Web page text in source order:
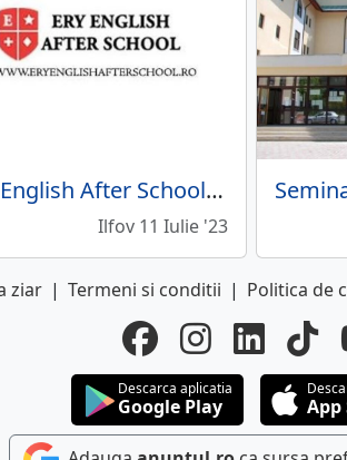
Ery English After School - Centru educational
Ilfov 11 Iulie '23
ziar | Termeni si conditii | Politica de
Descarca aplicatia
Google Play App